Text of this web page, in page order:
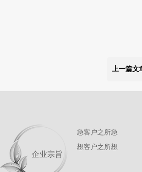
上一篇文
企业宗旨
急客户之所急
想客户之所想